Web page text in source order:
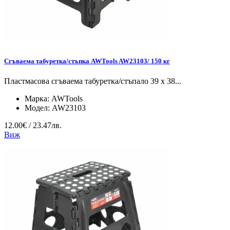
Сгъваема табуретка/стъпка AWTools AW23103/ 150 кг
Пластмасова сгъваема табуретка/стъпало 39 x 38...
Марка: AWTools
Модел: AW23103
12.00€ / 23.47лв.
Виж